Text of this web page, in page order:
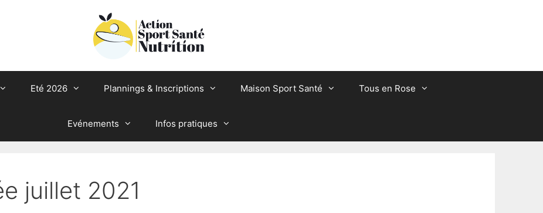
Eté 2026 Plannings & Inscriptions Maison Sport Santé Tous en Rose
Evénements Infos pratiques
juillet 2021